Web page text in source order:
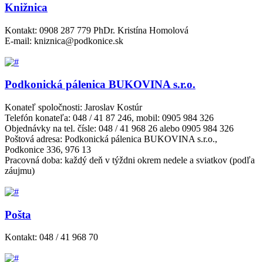
Knižnica
Kontakt: 0908 287 779 PhDr. Kristína Homolová
E-mail: kniznica@podkonice.sk
Podkonická pálenica BUKOVINA s.r.o.
Konateľ spoločnosti: Jaroslav Kostúr
Telefón konateľa: 048 / 41 87 246, mobil: 0905 984 326
Objednávky na tel. čísle: 048 / 41 968 26 alebo 0905 984 326
Poštová adresa: Podkonická pálenica BUKOVINA s.r.o.,
Podkonice 336, 976 13
Pracovná doba: každý deň v týždni okrem nedele a sviatkov (podľa
záujmu)
Pošta
Kontakt: 048 / 41 968 70